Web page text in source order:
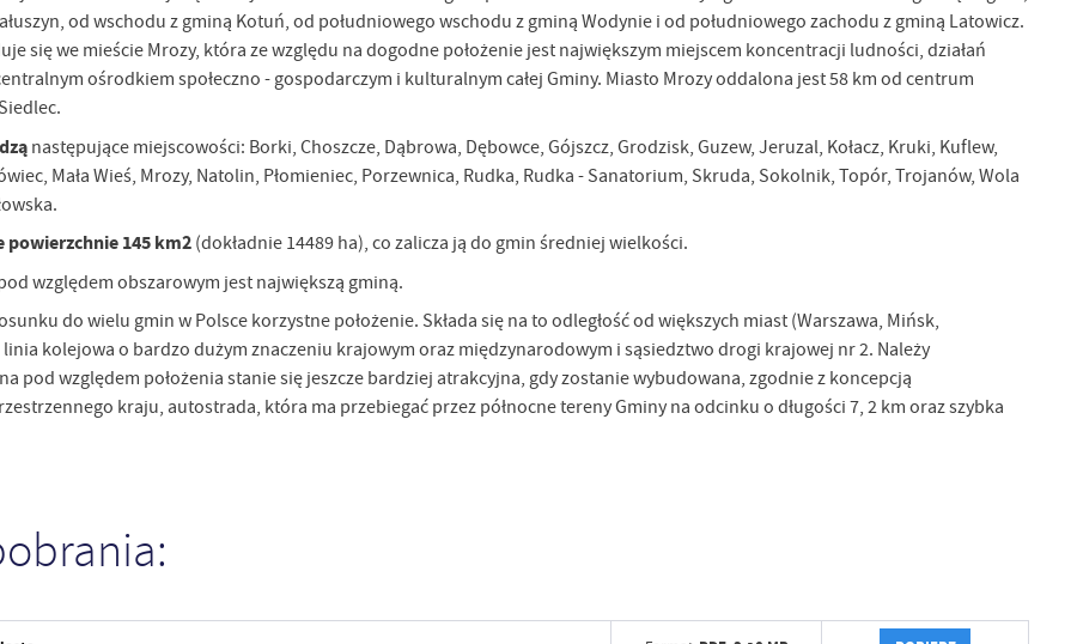
od wschodu z gminą Kotuń, od południowego wschodu z gminą Wodynie i od południowego zachodu z gminą Latowicz.
się we mieście Mrozy, która ze względu na dogodne położenie jest największym miejscem koncentracji ludności, działań
ośrodkiem społeczno - gospodarczym i kulturalnym całej Gminy. Miasto Mrozy oddalona jest 58 km od centrum
następujące miejscowości: Borki, Choszcze, Dąbrowa, Dębowce, Gójszcz, Grodzisk, Guzew, Jeruzal, Kołacz, Kruki, Kuflew,
Mała Wieś, Mrozy, Natolin, Płomieniec, Porzewnica, Rudka, Rudka - Sanatorium, Skruda, Sokolnik, Topór, Trojanów, Wola
powierzchnie 145 km2(dokładnie 14489 ha), co zalicza ją do gmin średniej wielkości.
względem obszarowym jest największą gminą.
do wielu gmin w Polsce korzystne położenie. Składa się na to odległość od większych miast (Warszawa, Mińsk,
kolejowa o bardzo dużym znaczeniu krajowym oraz międzynarodowym i sąsiedztwo drogi krajowej nr 2. Należy
pod względem położenia stanie się jeszcze bardziej atrakcyjna, gdy zostanie wybudowana, zgodnie z koncepcją
kraju, autostrada, która ma przebiegać przez północne tereny Gminy na odcinku o długości 7, 2 km oraz szybka